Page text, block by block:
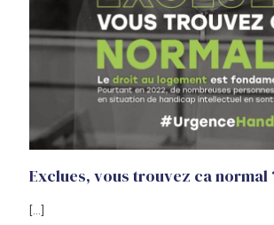
Exclues, vous trouvez ca normal
[…]